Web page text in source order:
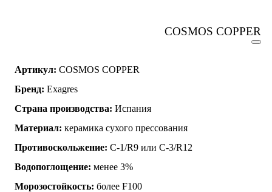
COSMOS COPPER
Артикул: COSMOS COPPER
Бренд: Exagres
Страна производства: Испания
Материал: керамика сухого прессования
Противоскольжение: C-1/R9 или C-3/R12
Водопоглощение: менее 3%
Морозостойкость: более F100